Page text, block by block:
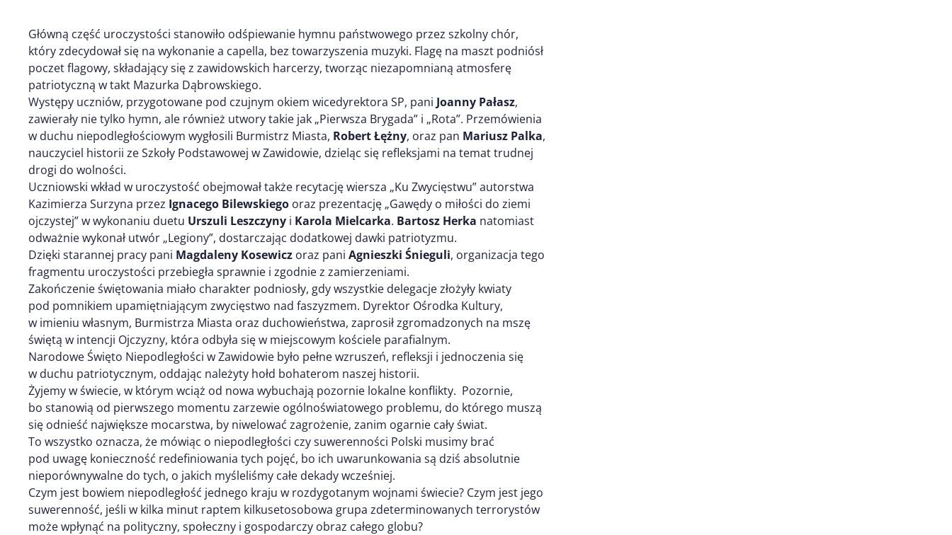
Główną część uroczystości stanowiło odśpiewanie hymnu państwowego przez szkolny chór,
który zdecydował się na wykonanie a capella, bez towarzyszenia muzyki. Flagę na maszt podniósł
poczet flagowy, składający się z zawidowskich harcerzy, tworząc niezapomnianą atmosferę
patriotyczną w takt Mazurka Dąbrowskiego.
Występy uczniów, przygotowane pod czujnym okiem wicedyrektora SP, pani Joanny Pałasz,
zawierały nie tylko hymn, ale również utwory takie jak „Pierwsza Brygada” i „Rota”. Przemówienia
w duchu niepodległościowym wygłosili Burmistrz Miasta, Robert Łężny, oraz pan Mariusz Palka,
nauczyciel historii ze Szkoły Podstawowej w Zawidowie, dzieląc się refleksjami na temat trudnej
drogi do wolności.
Uczniowski wkład w uroczystość obejmował także recytację wiersza „Ku Zwycięstwu” autorstwa
Kazimierza Surzyna przez Ignacego Bilewskiego oraz prezentację „Gawędy o miłości do ziemi
ojczystej” w wykonaniu duetu Urszuli Leszczyny i Karola Mielcarka. Bartosz Herka natomiast
odważnie wykonał utwór „Legiony”, dostarczając dodatkowej dawki patriotyzmu.
Dzięki starannej pracy pani Magdaleny Kosewicz oraz pani Agnieszki Śnieguli, organizacja tego
fragmentu uroczystości przebiegła sprawnie i zgodnie z zamierzeniami.
Zakończenie świętowania miało charakter podniosły, gdy wszystkie delegacje złożyły kwiaty
pod pomnikiem upamiętniającym zwycięstwo nad faszyzmem. Dyrektor Ośrodka Kultury,
w imieniu własnym, Burmistrza Miasta oraz duchowieństwa, zaprosił zgromadzonych na mszę
świętą w intencji Ojczyzny, która odbyła się w miejscowym kościele parafialnym.
Narodowe Święto Niepodległości w Zawidowie było pełne wzruszeń, refleksji i jednoczenia się
w duchu patriotycznym, oddając należyty hołd bohaterom naszej historii.
Żyjemy w świecie, w którym wciąż od nowa wybuchają pozornie lokalne konflikty. Pozornie,
bo stanowią od pierwszego momentu zarzewie ogólnoświatowego problemu, do którego muszą
się odnieść największe mocarstwa, by niwelować zagrożenie, zanim ogarnie cały świat.
To wszystko oznacza, że mówiąc o niepodległości czy suwerenności Polski musimy brać
pod uwagę konieczność redefiniowania tych pojęć, bo ich uwarunkowania są dziś absolutnie
nieporównywalne do tych, o jakich myśleliśmy całe dekady wcześniej.
Czym jest bowiem niepodległość jednego kraju w rozdygotanym wojnami świecie? Czym jest jego
suwerenność, jeśli w kilka minut raptem kilkusetosobowa grupa zdeterminowanych terrorystów
może wpłynąć na polityczny, społeczny i gospodarczy obraz całego globu?